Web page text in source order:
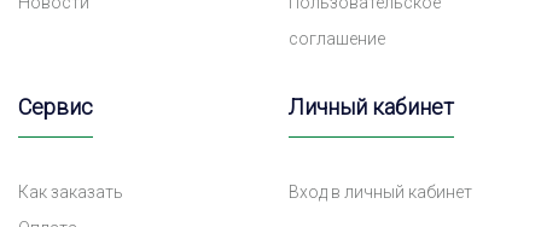
соглашение
Сервис
Как заказать
Личный кабинет
Вход в личный кабинет